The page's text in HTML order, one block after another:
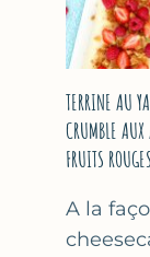
TERRINE AU
CRUMBLE
FRUITS ROUGES
A la